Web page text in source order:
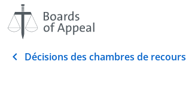
Décisions des chambres de recours